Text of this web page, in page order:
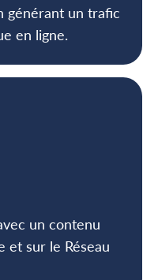
générant un trafic
en ligne.
un contenu
et sur le Réseau